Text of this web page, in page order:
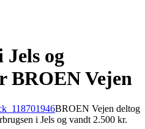
Jels og
BROEN Vejen
BROEN Vejen deltog
i Jels og vandt 2.500 kr.